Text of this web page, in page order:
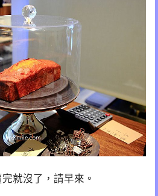
就沒了，請早來。